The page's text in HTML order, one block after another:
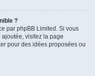
?
par phpBB Limited. Si vous
ajoutée, visitez la page
pour des idées proposées ou